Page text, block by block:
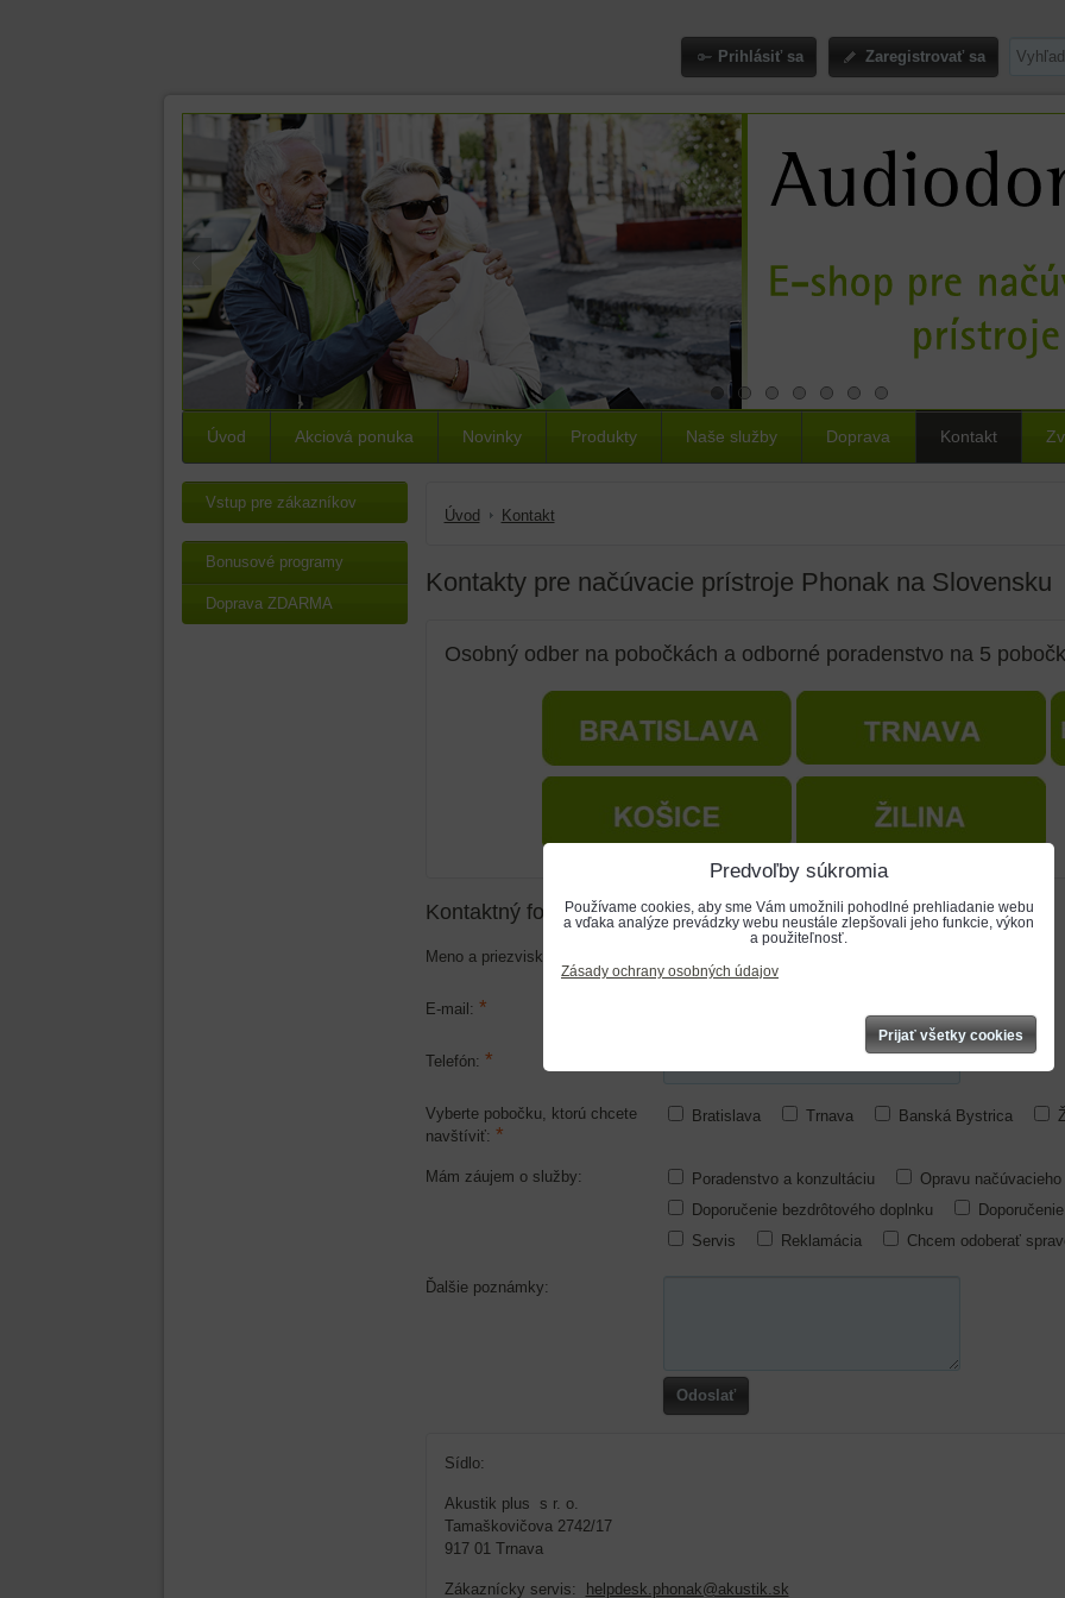
Prihlásiť sa Zaregistrovať sa
Úvod Akciová ponuka Novinky Produkty Naše služby Doprava Kontakt
Úvod Kontakt
Kontakty pre načúvacie prístroje Phonak na Slovensku
Osobný odber na pobočkách a odborné poradenstvo na 5
Kontaktný formulár
Meno a priezvisko:
E-mail: *
Telefón: *
Vyberte pobočku, ktorú chcete
navštíviť: *
Bratislava Trnava Banská Bystrica
Mám záujem o služby: Poradenstvo a konzultáciu
Opravu
Doporučenie bezdrôtového doplnku
Servis
Reklamácia Chcem odoberať
Ďalšie poznámky:
Odoslať
Sídlo:
Akustik plus s r. o.
Tamaškovičova 2742/17
917 01 Trnava
Zákaznícky servis: helpdesk.phonak@akustik.sk
Vstup pre zákazníkov
Bonusové programy
Doprava ZDARMA
Predvoľby súkromia
Používame cookies, aby sme Vám umožnili pohodlné prehliadanie webu
a vďaka analýze prevádzky webu neustále zlepšovali jeho funkcie, výkon
a použiteľnosť.
Zásady ochrany osobných údajov
Prijať všetky cookies